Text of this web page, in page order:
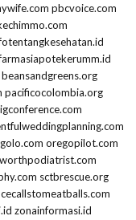
pbcvoice.com
beansandgreens.org
pacificocolombia.org
oregopilot.com
sctbrescue.org
zonainformasi.id